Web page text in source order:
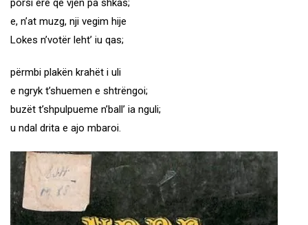
porsi erë qe vjen pa shkas;
e, n’at muzg, nji vegim hije
Lokes n’votër leht’ iu qas;
përmbi plakën krahët i uli
e ngryk t’shuemen e shtrëngoi;
buzët t’shpulpueme n’ball’ ia nguli;
u ndal drita e ajo mbaroi.